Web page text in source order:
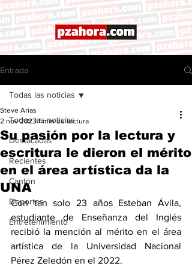
Entrada
Todas las noticias
Destacadas
Recientes
Cantón
Deportes
Entretenimiento
Todas las noticias
Su pasión por la lectura y
escritura le dieron el mérito
en el área artística da la
UNA
Steve Arias
2 nov 2023 1 min de lectura
Con tan solo 23 años Esteban Ávila,
estudiante de Enseñanza del Inglés
recibió la mención al mérito en el área
artística de la Universidad Nacional
Pérez Zeledón en el 2022.